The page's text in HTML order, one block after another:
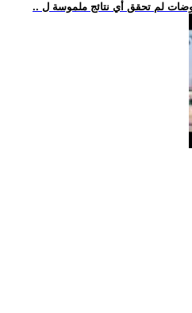
لم تحقق أي نتائج ملموسة ل